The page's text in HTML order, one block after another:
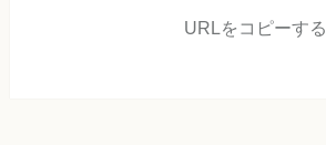
URLをコピーする